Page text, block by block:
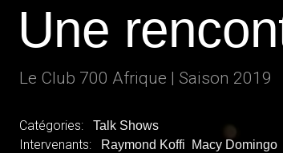
Une
Le Club 700 Afrique | Saison 2019
Catégories: Talk Shows
Intervenants: Raymond Koffi Macy Domingo